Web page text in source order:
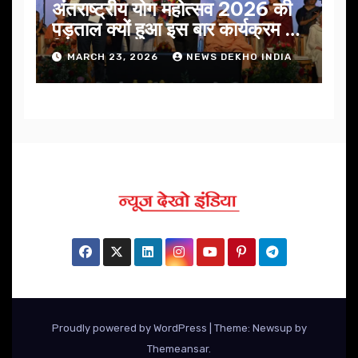
अंतराष्ट्रीय योग महोत्सव 2026 की
पड़ताल क्यों हुआ इस बार कार्यक्रम में
निखार
MARCH 23, 2026 NEWS DEKHO INDIA
Proudly powered by WordPress
Theme: Newsup by
Themeansar.